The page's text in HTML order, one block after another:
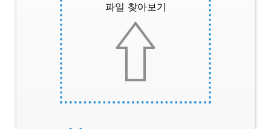
파일 찾아보기